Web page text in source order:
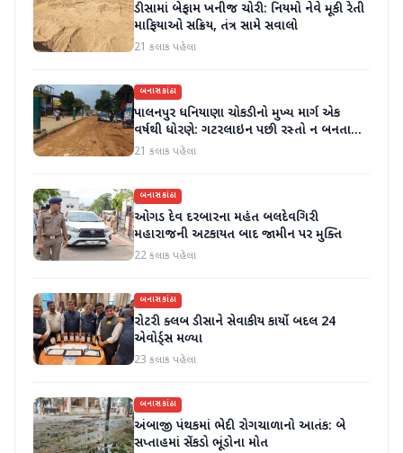
ડીસામાં બેફામ ખનીજ ચોરી: નિયમો નેવે મૂકી રેતી
માફિયાઓ સક્રિય, તંત્ર સામે સવાલો
21 કલાક પહેલા
બનાસકાંઠા
પાલનપુર ધનિયાણા ચોકડીનો મુખ્ય માર્ગ એક
વર્ષથી ધોરણે: ગટરલાઇન પછી રસ્તો ન બનતા
હાલાકી
21 કલાક પહેલા
બનાસકાંઠા
ઓગડ દેવ દરબારના મહંત બલદેવગિરી
મહારાજની અટકાયત બાદ જામીન પર મુક્તિ
22 કલાક પહેલા
બનાસકાંઠા
રોટરી ક્લબ ડીસાને સેવાકીય કાર્યો બદલ 24
એવોર્ડ્સ મળ્યા
23 કલાક પહેલા
બનાસકાંઠા
અંબાજી પંથકમાં ભેદી રોગચાળાનો આતંક: બે
સપ્તાહમાં સેંકડો ભૂંડોના મોત